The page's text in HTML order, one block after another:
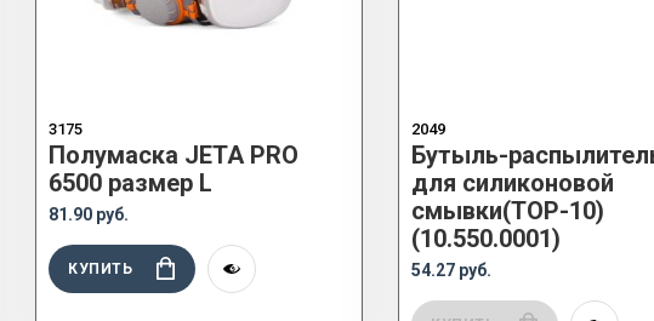
3175
Полумаска JETA PRO
6500 размер L
81.90 руб.
КУПИТЬ
2049
Бутыль-
для силиконовой
смывки(TOP-10)
(10.550.0001)
54.27 руб.